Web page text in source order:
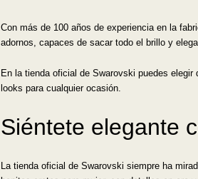
Con más de 100 años de experiencia en la
adornos, capaces de sacar todo el brillo y
En la tienda oficial de Swarovski puedes
looks para cualquier ocasión.
Siéntete elegante
La tienda oficial de Swarovski siempre ha